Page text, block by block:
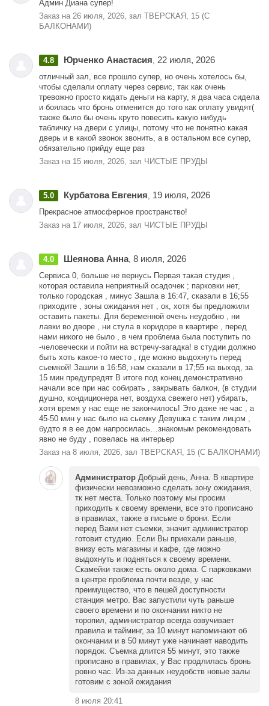
Админ Диана супер!
Заказ на 26 июля, 2026, зал ТВЕРСКАЯ, 15 (С
БАЛКОНАМИ)
4.8 Юрченко Анастасия 22 июля, 2026
отличный зал, все прошло супер, но очень хотелось бы,
чтобы сделали оплату через сервис, так как очень
тревожно просто кидать деньги на карту, я два часа сидела
и боялась что бронь отменится до того как оплату увидят(
также было бы очень круто повесить какую нибудь
табличку на двери с улицы, потому что не понятно какая
дверь и в какой звонок звонить, а в остальном все супер,
обязательно прийду еще раз
Заказ на 15 июля, 2026, зал ЧИСТЫЕ ПРУДЫ
5.0 Курбатова Евгения 19 июля, 2026
Прекрасное атмосферное пространство!
Заказ на 17 июля, 2026, зал ЧИСТЫЕ ПРУДЫ
4.0 Шеянова Анна, 8 июля, 2026
Сервиса 0, больше не вернусь Первая такая студия ,
которая оставила неприятный осадочек ; парковки нет,
только городская , минус Зашла в 16:47, сказали в 16;55
приходите , зоны ожидания нет , ок, хотя бы предложили
оставить пакеты. Для беременной очень неудобно , ни
лавки во дворе , ни стула в коридоре в квартире , перед
нами никого не было , в чем проблема была поступить по
-человечески и пойти на встречу-загадка! в студии должно
быть хоть какое-то место , где можно выдохнуть перед
сьемкой! Зашли в 16:58, нам сказали в 17;55 на выход, за
15 мин предупредят В итоге под конец демонстративно
начали все при нас собирать , закрывать балкон, (в студии
душно, кондиционера нет, воздуха свежего нет) убирать,
хотя время у нас еще не закончилось! Это даже не час , а
45-50 мин у нас было на сьемку Девушка с таким лицом ,
будто я в ее дом напросилась…знакомым рекомендовать
явно не буду , повелась на интерьер
Заказ на 8 июля, 2026, зал ТВЕРСКАЯ, 15 (С БАЛКОНАМИ)
Администратор Добрый день, Анна. В квартире
физически невозможно сделать зону ожидания,
тк нет места. Только поэтому мы просим
приходить к своему времени, все это прописано
в правилах, также в письме о брони. Если
перед Вами нет съемки, значит администратор
готовит студию. Если Вы приехали раньше,
внизу есть магазины и кафе, где можно
выдохнуть и подняться к своему времени.
Скамейки также есть около дома. С парковками
в центре проблема почти везде, у нас
преимущество, что в пешей доступности
станция метро. Вас запустили чуть раньше
своего времени и по окончании никто не
торопил, администратор всегда озвучивает
правила и тайминг, за 10 минут напоминают об
окончании и в 50 минут уже начинает наводить
порядок. Съемка длится 55 минут, это также
прописано в правилах, у Вас продлилась бронь
ровно час. Из-за данных неудобств новые залы
готовим с зоной ожидания
8 июля 20:41